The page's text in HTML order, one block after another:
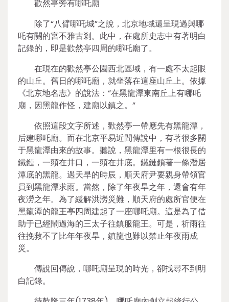
歡然亭旁有哪吒廟
除了“八臂哪吒城”之說，北京地域還呈現過與哪
吒有關的宮不雅古剎。此中，在處所史志中有著明白
記錄的，即是歡然亭四周的哪吒廟了。
在現在的歡然亭公園西北區域，有一處不太起眼
的山丘。舊日的哪吒廟，就坐落在這座山丘上。依據
《北京地名志》的說法：“在黑龍潭東南丘上有哪吒
廟，因黑龍作怪，建廟以鎮之。”
依照這段文字所述，歡然亭一帶應先有黑龍潭，
后建哪吒廟。而在北京平易近間傳說中，有著很多關
于黑龍潭由來的故事。聽說，黑龍潭里有一根很長的
鐵鏈，一頭在井口，一頭在井底。鐵鏈鎖著一條潛居
潭底的黑龍。遇天旱的時辰，順天府尹要親身帶領官
員到黑龍潭求雨。當然，除了年夜旱之年，還會有年
夜澇之年。為了緩解洪澇災難，順天府的處所官便在
黑龍潭的龍王亭四周建起了一座哪吒廟。這是為了借
助于已經鬧過海的三太子往鎮服龍王。可是，祈雨往
往挽救不了比年年夜旱，鎮龍也難以禁止年夜雨成
災。
傳說回傳說，哪吒廟呈現的時光，卻找尋不到明
白記錄。